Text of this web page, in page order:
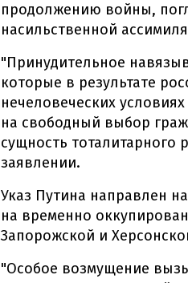
продолжению войны,
насильственной
"Принудительное
которые в результате
нечеловеческих
на свободный выбор
сущность тоталитарного
заявлении.
Указ Путина направлен
на временно
Запорожской и
"Особое возмущение